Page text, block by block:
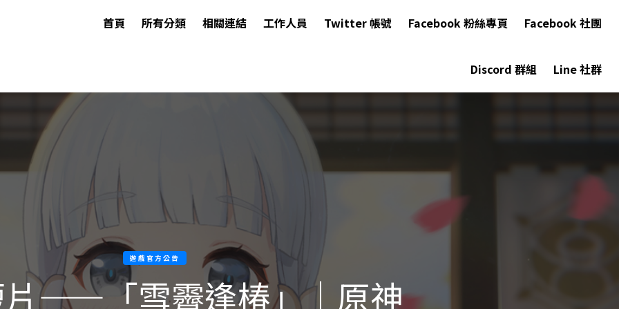
首頁 所有分類 相關連結 工作人員 Twitter 帳號 Facebook 粉絲專頁 Facebook 社團
Discord 群組 Line 社群
遊戲官方公告
片——「雪霽逢椿」｜原神